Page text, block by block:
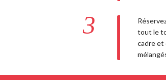
3
tout le
cadre et